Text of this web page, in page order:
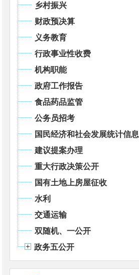
乡村振兴
财政预决算
义务教育
行政事业性收费
机构职能
政府工作报告
食品药品监管
公务员招考
国民经济和社会发展统计信息
建议提案办理
重大行政决策公开
国有土地上房屋征收
水利
交通运输
双随机、一公开
政务五公开